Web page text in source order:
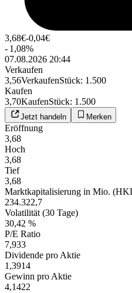
3,68€-0,04€
- 1,08%
07.08.2026 20:44
Verkaufen
3,56VerkaufenStück: 1.500
Kaufen
3,70KaufenStück: 1.500
Jetzt handeln Merken
Eröffnung
3,68
Hoch
3,68
Tief
3,68
Marktkapitalisierung in Mio.
234.322,7
Volatilität (30 Tage)
30,42 %
P/E Ratio
7,933
Dividende pro Aktie
1,3914
Gewinn pro Aktie
4,1422